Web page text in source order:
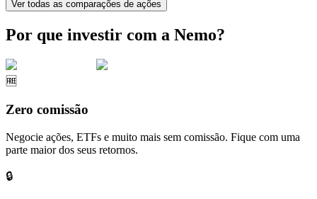
Ver todas as comparações de ações
Por que investir com a Nemo?
🆓
Zero comissão
Negocie ações, ETFs e muito mais sem comissão. Fique com uma
parte maior dos seus retornos.
🔒